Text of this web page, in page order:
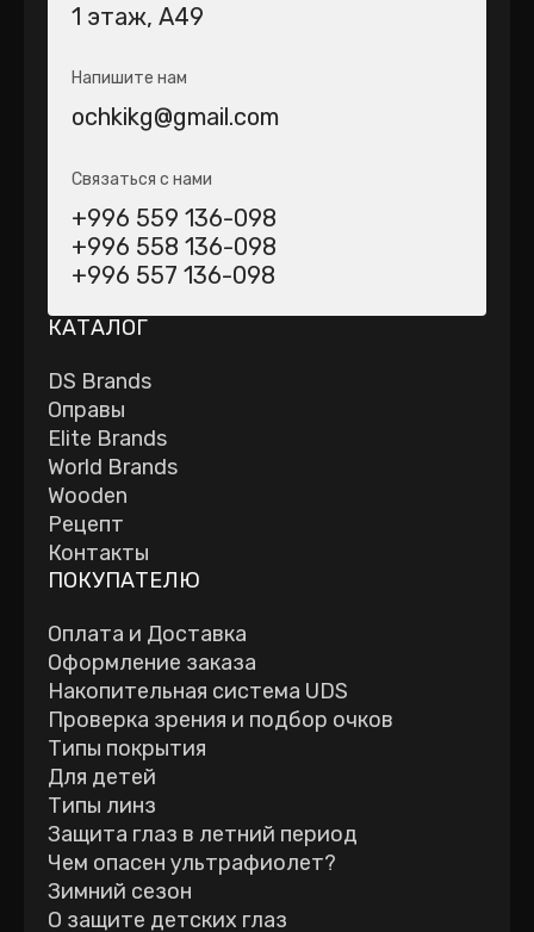
1 этаж, А49
Напишите нам
ochkikg@gmail.com
Связаться с нами
+996 559 136-098
+996 558 136-098
+996 557 136-098
КАТАЛОГ
DS Brands
Оправы
Elite Brands
World Brands
Wooden
Рецепт
Контакты
ПОКУПАТЕЛЮ
Оплата и Доставка
Оформление заказа
Накопительная система UDS
Проверка зрения и подбор очков
Типы покрытия
Для детей
Типы линз
Защита глаз в летний период
Чем опасен ультрафиолет?
Зимний сезон
О защите детских глаз